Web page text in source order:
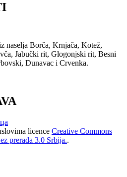
naselja Borča, Krnjača, Kotež,
Jabučki rit, Glogonjski rit, Besni
Dunavac i Crvenka.
licence Creative Commons
prerada 3.0 Srbija..